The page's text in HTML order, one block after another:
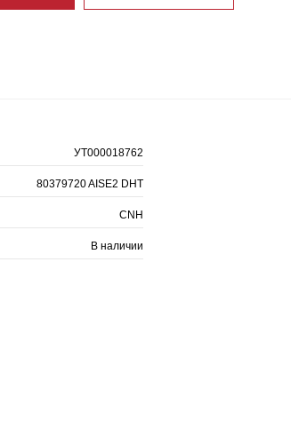
УТ000018762
80379720 AISE2 DHT
CNH
В наличии